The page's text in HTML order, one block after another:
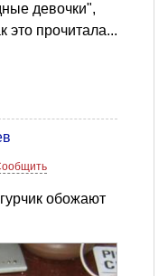
девочки",
это прочитала...
обожают